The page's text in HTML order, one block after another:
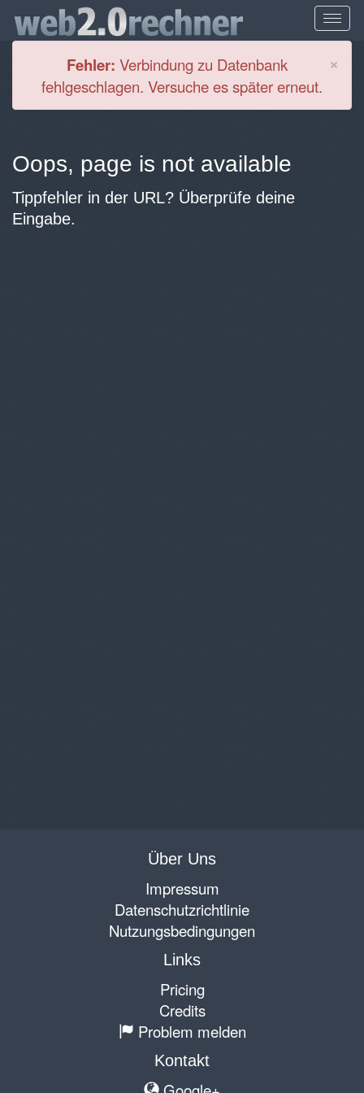
×
Fehler: Verbindung zu Datenbank
fehlgeschlagen. Versuche es später erneut.
Oops, page is not available
Tippfehler in der URL? Überprüfe deine
Eingabe.
Über Uns
Impressum
Datenschutzrichtlinie
Nutzungsbedingungen
Links
Pricing
Credits
Problem melden
Kontakt